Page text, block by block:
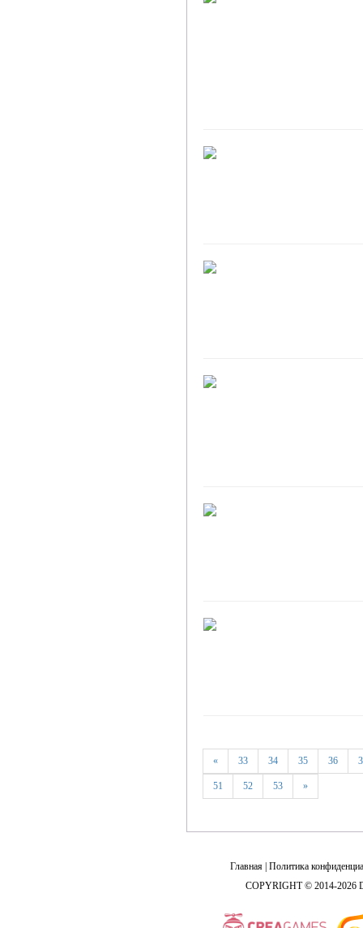
« 33 34 35 36
51 52 53 »
Главная Политика
COPYRIGHT © 2014-2026